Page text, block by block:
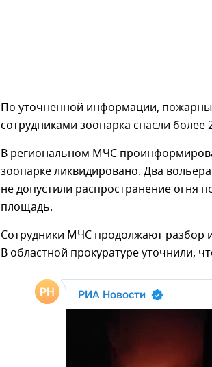
По уточненной информации,
сотрудниками зоопарка спасли более
В региональном МЧС
зоопарке ликвидировано. Два
не допустили распространение
площадь.
Сотрудники МЧС продолжают разбор
В областной прокуратуре уточнили,